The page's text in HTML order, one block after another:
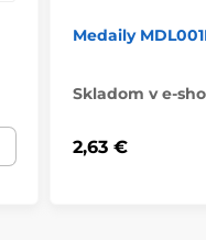
Medaily
Skladom v e-
2,63 €